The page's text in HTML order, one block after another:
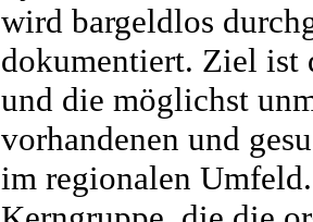
wird bargeldlos
dokumentiert. Ziel ist
und die möglichst
vorhandenen und
im regionalen